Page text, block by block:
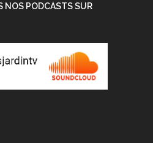
NOS PODCASTS SUR